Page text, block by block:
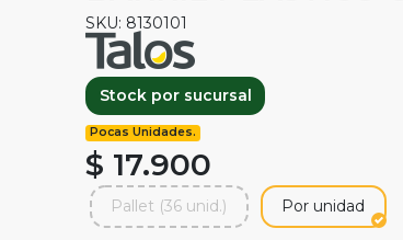
SKU: 8130101
Stock por sucursal
Pocas Unidades.
$ 17.900
Pallet (36 unid.) Por unidad